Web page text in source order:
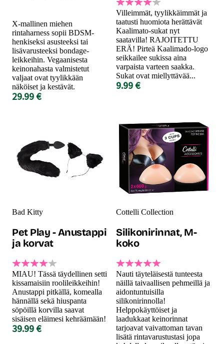
X-mallinen miehen
rintaharness sopii BDSM-
henkiseksi asusteeksi tai
lisävarusteeksi bondage-
leikkeihin. Vegaanisesta
keinonahasta valmistetut
valjaat ovat tyylikkään
näköiset ja kestävät.
29.99 €
Villeimmät, tyylikkäimmät ja
taatusti huomiota herättävät
Kaalimato-sukat nyt
saatavilla! RAJOITETTU
ERÄ! Pirteä Kaalimado-logo
seikkailee sukissa aina
varpaista varteen saakka.
Sukat ovat miellyttävää...
9.99 €
Bad Kitty
Pet Play - Anustappi
ja korvat
MIAU! Tässä täydellinen setti
kissamaisiin roolileikkeihin!
Anustappi pitkällä, komealla
hännällä sekä hiuspanta
söpöillä korvilla saavat
sisäisen eläimesi kehräämään!
39.99 €
Cottelli Collection
Silikonirinnat, M-
koko
Nauti täyteläisestä tunteesta
näillä taivaallisen pehmeillä ja
aidontuntuisilla
silikonirinnolla!
Helppokäyttöiset ja
laadukkaat keinorinnat
tarjoavat vaivattoman tavan
lisätä rintavarustustasi jopa